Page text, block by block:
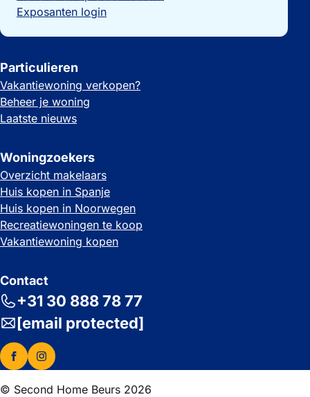
Exposanten login
Particulieren
Vakantiewoning verkopen?
Beheer je woning
Laatste nieuws
Woningzoekers
Overzicht makelaars
Huis kopen in Spanje
Huis kopen in Noorwegen
Recreatiewoningen te koop
Vakantiewoning kopen
Contact
+31 30 888 78 77
[email protected]
© Second Home Beurs 2026